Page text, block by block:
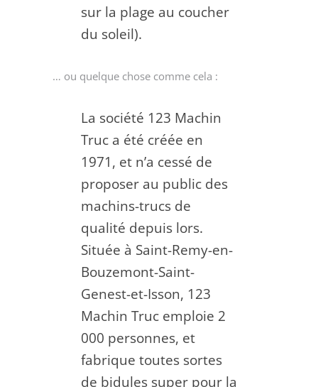
sur la plage au coucher
du soleil).
… ou quelque chose comme cela :
La société 123 Machin
Truc a été créée en
1971, et n’a cessé de
proposer au public des
machins-trucs de
qualité depuis lors.
Située à Saint-Remy-en-
Bouzemont-Saint-
Genest-et-Isson, 123
Machin Truc emploie 2
000 personnes, et
fabrique toutes sortes
de bidules super pour la